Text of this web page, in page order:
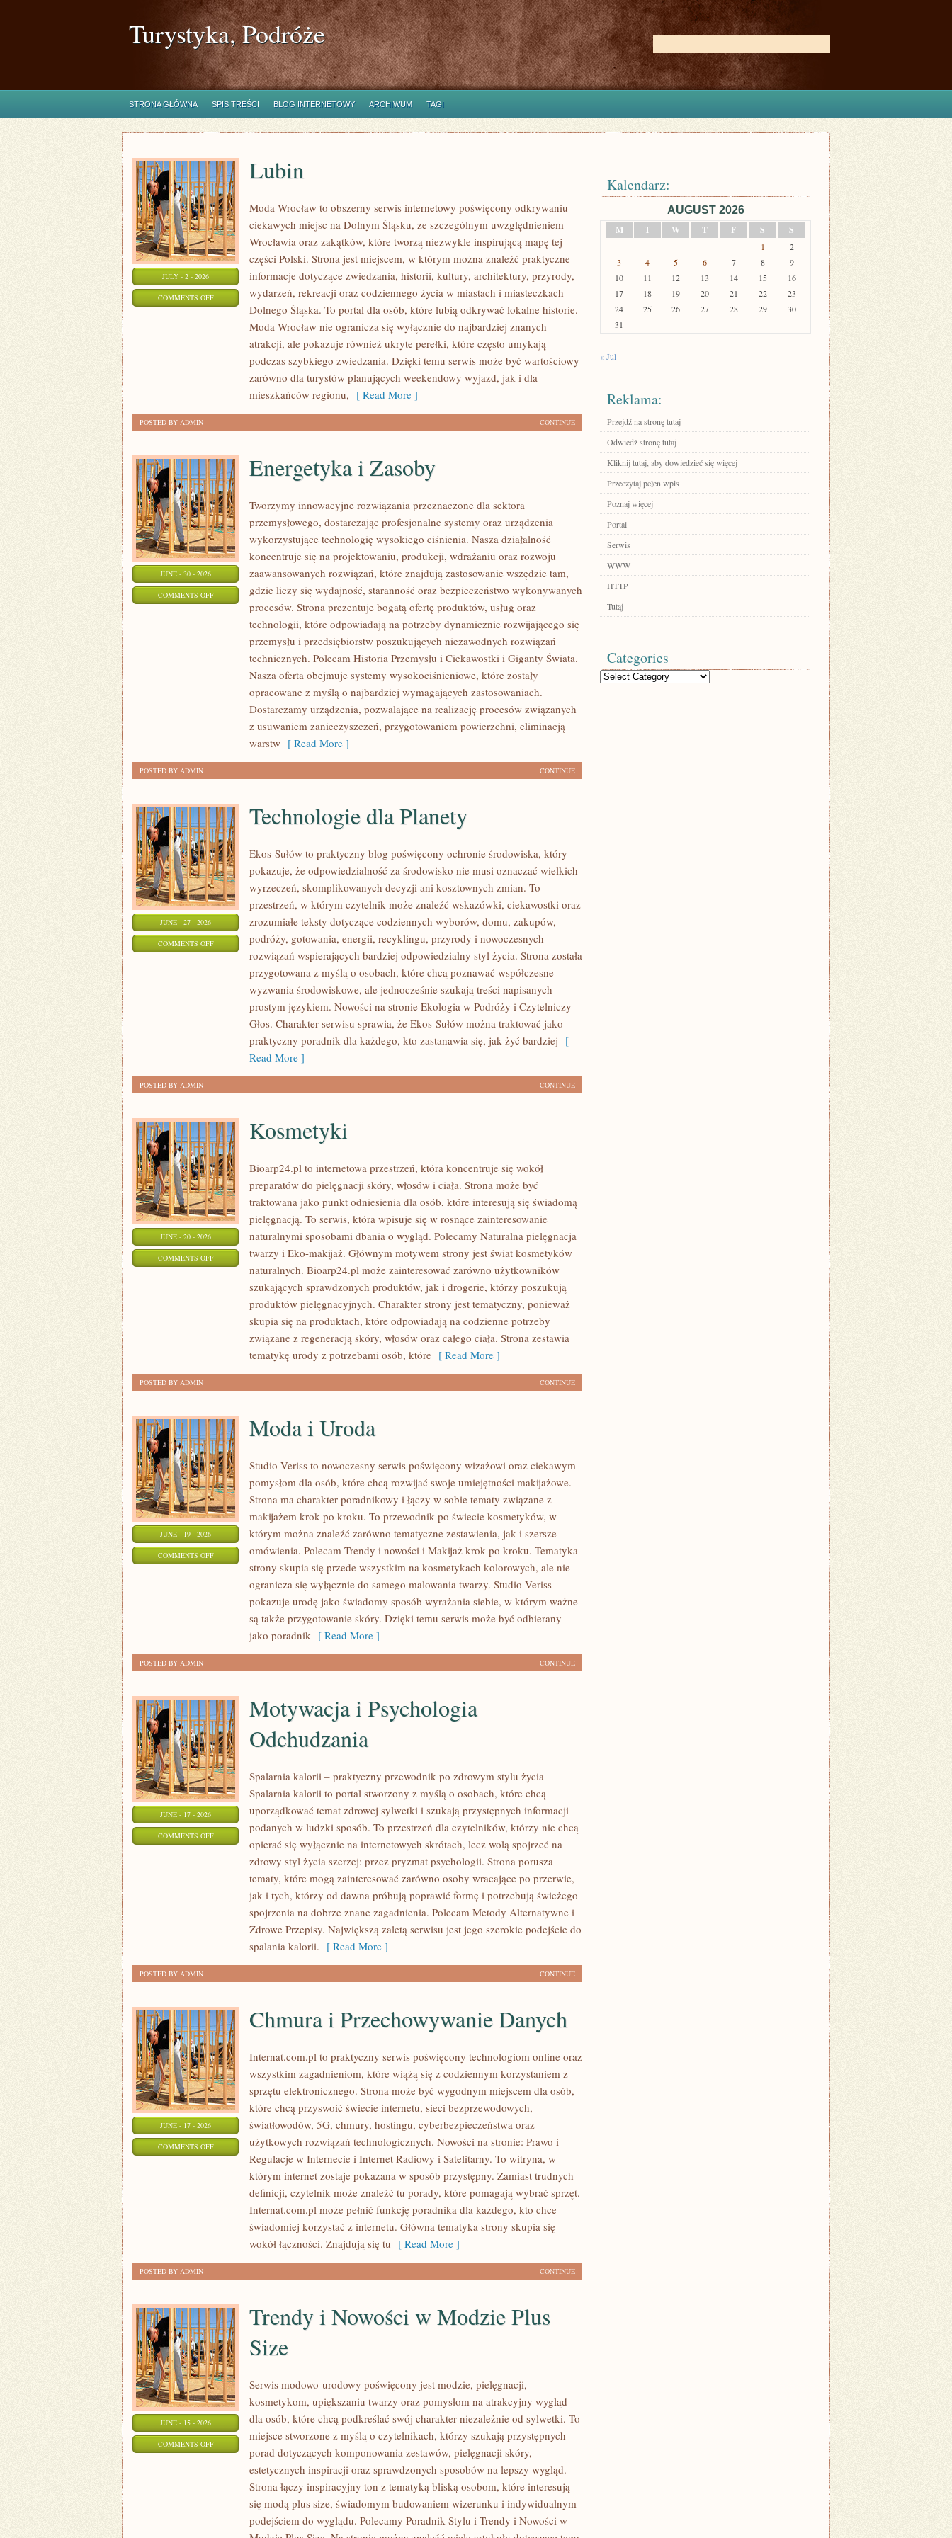
Turystyka, Podróże
STRONA GŁÓWNA SPIS TREŚCI BLOG INTERNETOWY ARCHIWUM TAGI
JULY - 2 - 2026
COMMENTS OFFON
Lubin
Moda Wrocław to obszerny serwis internetowy poświęcony odkrywaniu
ciekawych miejsc na Dolnym Śląsku, ze szczególnym uwzględnieniem
Wrocławia oraz zakątków, które tworzą niezwykle inspirującą mapę tej
części Polski. Strona jest miejscem, w którym można znaleźć praktyczne
informacje dotyczące zwiedzania, historii, kultury, architektury, przyrody,
wydarzeń, rekreacji oraz codziennego życia w miastach i miasteczkach
Dolnego Śląska. To portal dla osób, które lubią odkrywać lokalne historie.
Moda Wrocław nie ogranicza się wyłącznie do najbardziej znanych
atrakcji, ale pokazuje również ukryte perełki, które często umykają
podczas szybkiego zwiedzania. Dzięki temu serwis może być wartościowy
zarówno dla turystów planujących weekendowy wyjazd, jak i dla
mieszkańców regionu, [ Read More ]
CONTINUE
POSTED BY ADMIN
JUNE - 30 - 2026
COMMENTS OFFON
ENERGETYKA
Energetyka i Zasoby
Tworzymy innowacyjne rozwiązania przeznaczone dla sektora
przemysłowego, dostarczając profesjonalne systemy oraz urządzenia
wykorzystujące technologię wysokiego ciśnienia. Nasza działalność
koncentruje się na projektowaniu, produkcji, wdrażaniu oraz rozwoju
zaawansowanych rozwiązań, które znajdują zastosowanie wszędzie tam,
gdzie liczy się wydajność, staranność oraz bezpieczeństwo wykonywanych
procesów. Strona prezentuje bogatą ofertę produktów, usług oraz
technologii, które odpowiadają na potrzeby dynamicznie rozwijającego się
przemysłu i przedsiębiorstw poszukujących niezawodnych rozwiązań
technicznych. Polecam Historia Przemysłu i Ciekawostki i Giganty Świata.
Nasza oferta obejmuje systemy wysokociśnieniowe, które zostały
opracowane z myślą o najbardziej wymagających zastosowaniach.
Dostarczamy urządzenia, pozwalające na realizację procesów związanych
z usuwaniem zanieczyszczeń, przygotowaniem powierzchni, eliminacją
warstw [ Read More ]
CONTINUE
POSTED BY ADMIN
JUNE - 27 - 2026
COMMENTS OFFON
TECHNOLOGIE
Technologie dla Planety
Ekos-Sułów to praktyczny blog poświęcony ochronie środowiska, który
pokazuje, że odpowiedzialność za środowisko nie musi oznaczać wielkich
wyrzeczeń, skomplikowanych decyzji ani kosztownych zmian. To
przestrzeń, w którym czytelnik może znaleźć wskazówki, ciekawostki oraz
zrozumiałe teksty dotyczące codziennych wyborów, domu, zakupów,
podróży, gotowania, energii, recyklingu, przyrody i nowoczesnych
rozwiązań wspierających bardziej odpowiedzialny styl życia. Strona została
przygotowana z myślą o osobach, które chcą poznawać współczesne
wyzwania środowiskowe, ale jednocześnie szukają treści napisanych
prostym językiem. Nowości na stronie Ekologia w Podróży i Czytelniczy
Głos. Charakter serwisu sprawia, że Ekos-Sułów można traktować jako
praktyczny poradnik dla każdego, kto zastanawia się, jak żyć bardziej [
Read More ]
CONTINUE
POSTED BY ADMIN
JUNE - 20 - 2026
COMMENTS OFFON
KOSMETYKI
Kosmetyki
Bioarp24.pl to internetowa przestrzeń, która koncentruje się wokół
preparatów do pielęgnacji skóry, włosów i ciała. Strona może być
traktowana jako punkt odniesienia dla osób, które interesują się świadomą
pielęgnacją. To serwis, która wpisuje się w rosnące zainteresowanie
naturalnymi sposobami dbania o wygląd. Polecamy Naturalna pielęgnacja
twarzy i Eko-makijaż. Głównym motywem strony jest świat kosmetyków
naturalnych. Bioarp24.pl może zainteresować zarówno użytkowników
szukających sprawdzonych produktów, jak i drogerie, którzy poszukują
produktów pielęgnacyjnych. Charakter strony jest tematyczny, ponieważ
skupia się na produktach, które odpowiadają na codzienne potrzeby
związane z regeneracją skóry, włosów oraz całego ciała. Strona zestawia
tematykę urody z potrzebami osób, które [ Read More ]
CONTINUE
POSTED BY ADMIN
JUNE - 19 - 2026
COMMENTS OFFON
Moda i Uroda
Studio Veriss to nowoczesny serwis poświęcony wizażowi oraz ciekawym
pomysłom dla osób, które chcą rozwijać swoje umiejętności makijażowe.
Strona ma charakter poradnikowy i łączy w sobie tematy związane z
makijażem krok po kroku. To przewodnik po świecie kosmetyków, w
którym można znaleźć zarówno tematyczne zestawienia, jak i szersze
omówienia. Polecam Trendy i nowości i Makijaż krok po kroku. Tematyka
strony skupia się przede wszystkim na kosmetykach kolorowych, ale nie
ogranicza się wyłącznie do samego malowania twarzy. Studio Veriss
pokazuje urodę jako świadomy sposób wyrażania siebie, w którym ważne
są także przygotowanie skóry. Dzięki temu serwis może być odbierany
jako poradnik [ Read More ]
CONTINUE
POSTED BY ADMIN
JUNE - 17 - 2026
COMMENTS OFFON
MOTYWACJA
Motywacja i Psychologia
Odchudzania
Spalarnia kalorii – praktyczny przewodnik po zdrowym stylu życia
Spalarnia kalorii to portal stworzony z myślą o osobach, które chcą
uporządkować temat zdrowej sylwetki i szukają przystępnych informacji
podanych w ludzki sposób. To przestrzeń dla czytelników, którzy nie chcą
opierać się wyłącznie na internetowych skrótach, lecz wolą spojrzeć na
zdrowy styl życia szerzej: przez pryzmat psychologii. Strona porusza
tematy, które mogą zainteresować zarówno osoby wracające po przerwie,
jak i tych, którzy od dawna próbują poprawić formę i potrzebują świeżego
spojrzenia na dobrze znane zagadnienia. Polecam Metody Alternatywne i
Zdrowe Przepisy. Największą zaletą serwisu jest jego szerokie podejście do
spalania kalorii. [ Read More ]
CONTINUE
POSTED BY ADMIN
JUNE - 17 - 2026
COMMENTS OFFON
PRZECHOWYWANIE
Chmura i Przechowywanie Danych
Internat.com.pl to praktyczny serwis poświęcony technologiom online oraz
wszystkim zagadnieniom, które wiążą się z codziennym korzystaniem z
sprzętu elektronicznego. Strona może być wygodnym miejscem dla osób,
które chcą przyswoić świecie internetu, sieci bezprzewodowych,
światłowodów, 5G, chmury, hostingu, cyberbezpieczeństwa oraz
użytkowych rozwiązań technologicznych. Nowości na stronie: Prawo i
Regulacje w Internecie i Internet Radiowy i Satelitarny. To witryna, w
którym internet zostaje pokazana w sposób przystępny. Zamiast trudnych
definicji, czytelnik może znaleźć tu porady, które pomagają wybrać sprzęt.
Internat.com.pl może pełnić funkcję poradnika dla każdego, kto chce
świadomiej korzystać z internetu. Główna tematyka strony skupia się
wokół łączności. Znajdują się tu [ Read More ]
CONTINUE
POSTED BY ADMIN
JUNE - 15 - 2026
COMMENTS OFFON
Trendy i Nowości w Modzie Plus
Size
Serwis modowo-urodowy poświęcony jest modzie, pielęgnacji,
kosmetykom, upiększaniu twarzy oraz pomysłom na atrakcyjny wygląd
dla osób, które chcą podkreślać swój charakter niezależnie od sylwetki. To
miejsce stworzone z myślą o czytelnikach, którzy szukają przystępnych
porad dotyczących komponowania zestawów, pielęgnacji skóry,
estetycznych inspiracji oraz sprawdzonych sposobów na lepszy wygląd.
Strona łączy inspiracyjny ton z tematyką bliską osobom, które interesują
się modą plus size, świadomym budowaniem wizerunku i indywidualnym
podejściem do wyglądu. Polecamy Poradnik Stylu i Trendy i Nowości w
Kalendarz:
AUGUST 2026
M
T W T F S S
1
2
3
4 5 6 7 8
9
10
11 12 13 14 15
16
17
18 19 20 21 22
23
24
25 26 27 28 29
30
31
« Jul
Reklama:
Przejdź na stronę tutaj
Odwiedź stronę tutaj
Kliknij tutaj, aby dowiedzieć się więcej
Przeczytaj pełen wpis
Poznaj więcej
Portal
Serwis
WWW
HTTP
Tutaj
Categories
Categories